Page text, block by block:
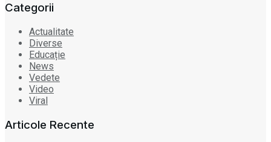
Categorii
Actualitate
Diverse
Educație
News
Vedete
Video
Viral
Articole Recente